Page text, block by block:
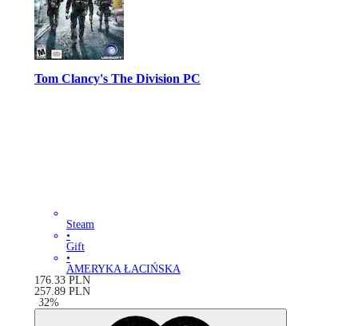
Tom Clancy's The Division PC
Steam
•
Gift
•
AMERYKA ŁACIŃSKA
176.33 PLN
257.89 PLN
-32%